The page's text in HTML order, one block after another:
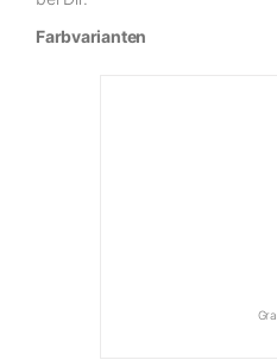
Farbvarianten